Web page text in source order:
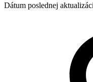
Dátum poslednej